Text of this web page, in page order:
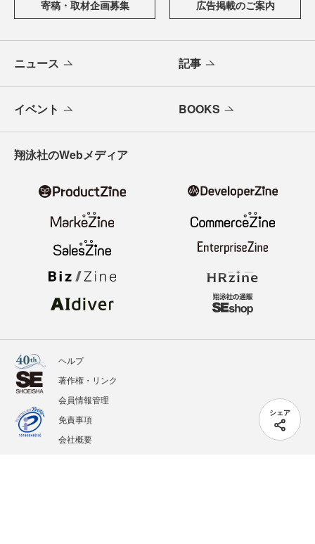
シェア
寄稿・取材企画募集 広告掲載のご案内
ニュース 記事
イベント BOOKS
翔泳社のWebメディア
ヘルプ
著作権・リンク
会員情報管理
免責事項
会社概要